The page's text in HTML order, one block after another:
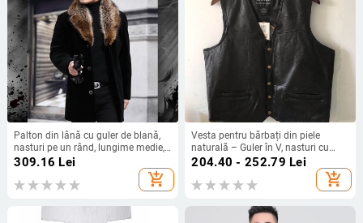
Palton din lână cu guler de blană,
nasturi pe un rând, lungime medie,
gros
309.16 Lei
add_shopping_cart
Vesta pentru bărbați din piele
naturală – Guler în V, nasturi cu
închidere simplă, croială dreaptă,
stil cardigan lejer, din piele de miel
204.40 - 252.79 Lei
add_shopping_cart